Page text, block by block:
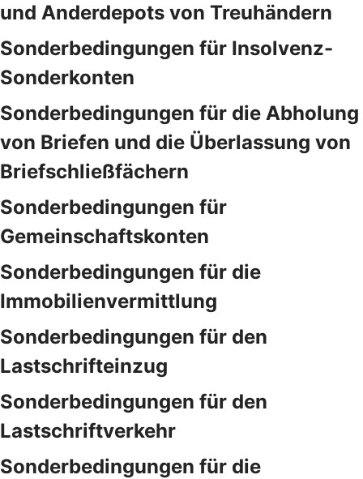
und Anderdepots von Treuhändern
Sonderbedingungen für Insolvenz-
Sonderkonten
Sonderbedingungen für die Abholung
von Briefen und die Überlassung von
Briefschließfächern
Sonderbedingungen für
Gemeinschaftskonten
Sonderbedingungen für die
Immobilienvermittlung
Sonderbedingungen für den
Lastschrifteinzug
Sonderbedingungen für den
Lastschriftverkehr
Sonderbedingungen für die